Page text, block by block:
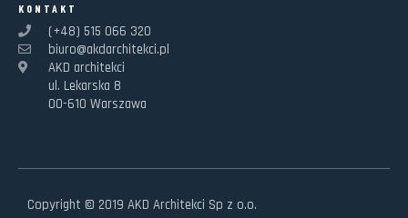
KONTAKT
(+48) 515 066 320
biuro@akdarchitekci.pl
AKD architekci
ul. Lekarska 8
00-610 Warszawa
Copyright © 2019 AKD Architekci Sp z o.o.